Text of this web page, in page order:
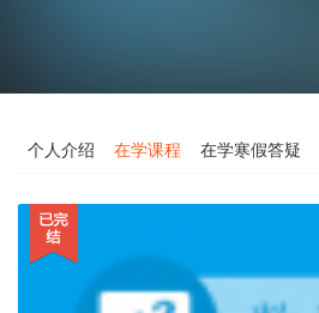
个人介绍 在学课程 在学寒假答疑